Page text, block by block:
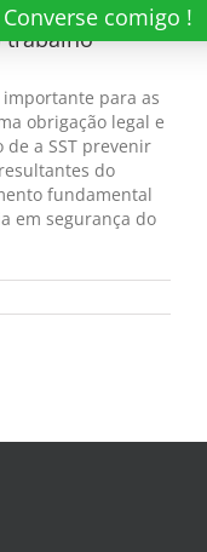
trabalho
para as
obrigação legal e
a SST prevenir
do
fundamental
em segurança do
comigo !